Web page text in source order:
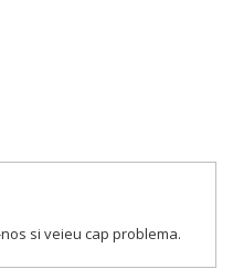
si veieu cap problema.